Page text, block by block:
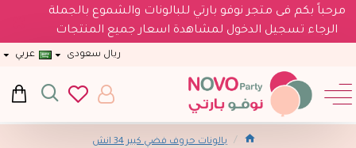
مرحباً بكم فى متجر نوفو بارتي للبالونات والشموع بالجملة
الرجاء تسجيل الدخول لمشاهدة اسعار جميع المنتجات
ريال سعودى عربي
بالونات حروف فضي كبير 34 انش